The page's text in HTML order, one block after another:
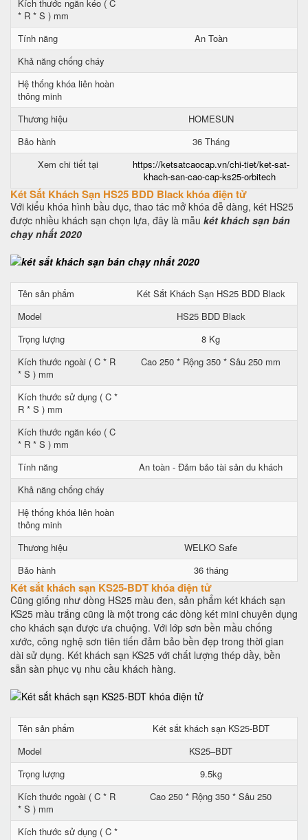
Kích thước ngăn kéo ( C
* R * S ) mm
Tính năng
An Toàn
Khả năng chống cháy
Hệ thống khóa liên hoàn
thông minh
Thương hiệu
HOMESUN
Bảo hành
36 Tháng
Xem chi tiết tại
https://ketsatcaocap.vn/chi-tiet/ket-sat-
khach-san-cao-cap-ks25-orbitech
Két Sắt Khách Sạn HS25 BDD Black khóa điện tử
Với kiểu khóa hình bầu dục, thao tác mở khóa đễ dàng, két HS25
được nhiều khách sạn chọn lựa, đây là mẫu két khách sạn bán
chạy nhất 2020
Tên sản phẩm
Két Sắt Khách Sạn HS25 BDD Black
Model
HS25 BDD Black
Trọng lượng
8 Kg
Kích thước ngoài ( C * R
* S ) mm
Cao 250 * Rộng 350 * Sâu 250 mm
Kích thước sử dụng ( C *
R * S ) mm
Kích thước ngăn kéo ( C
* R * S ) mm
Tính năng
An toàn - Đảm bảo tài sản du khách
Khả năng chống cháy
Hệ thống khóa liên hoàn
thông minh
Thương hiệu
WELKO Safe
Bảo hành
36 tháng
Két sắt khách sạn KS25-BDT khóa điện tử
Cũng giống như dòng HS25 màu đen, sản phẩm két khách sạn
KS25 màu trắng cũng là một trong các dòng két mini chuyên dụng
cho khách sạn được ưa chuộng. Với lớp sơn bền mầu chống
xước, công nghệ sơn tiên tiến đảm bảo bền đẹp trong thời gian
dài sử dụng. Két khách sạn KS25 với chất lượng thép dầy, bền
sẵn sàn phục vụ nhu cầu khách hàng.
Tên sản phẩm
Két sắt khách sạn KS25-BDT
Model
KS25–BDT
Trọng lượng
9.5kg
Kích thước ngoài ( C * R
* S ) mm
Cao 250 * Rộng 350 * Sâu 250
Kích thước sử dụng ( C *